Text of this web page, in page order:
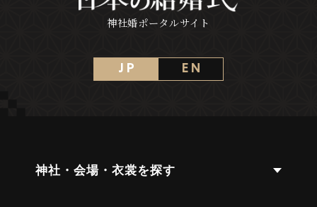
神社婚ポータルサイト
J P E N
神社・会場・衣裳を探す